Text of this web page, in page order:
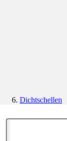
Dichtschellen